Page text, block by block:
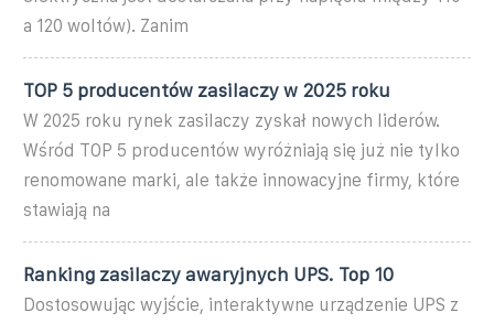
a 120 woltów). Zanim
TOP 5 producentów zasilaczy w 2025 roku
W 2025 roku rynek zasilaczy zyskał nowych liderów.
Wśród TOP 5 producentów wyróżniają się już nie tylko
renomowane marki, ale także innowacyjne firmy, które
stawiają na
Ranking zasilaczy awaryjnych UPS. Top 10
Dostosowując wyjście, interaktywne urządzenie UPS z